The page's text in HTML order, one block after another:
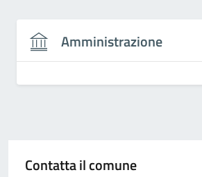
Amministrazione
Contatta il comune